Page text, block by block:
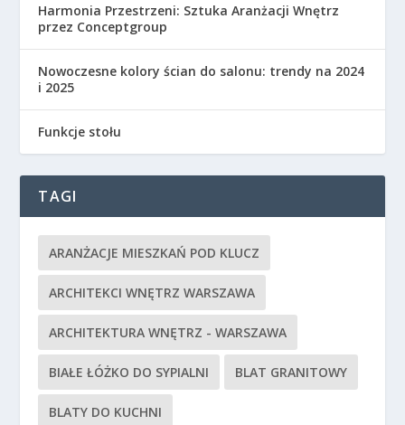
Harmonia Przestrzeni: Sztuka Aranżacji Wnętrz
przez Conceptgroup
Nowoczesne kolory ścian do salonu: trendy na 2024
i 2025
Funkcje stołu
TAGI
ARANŻACJE MIESZKAŃ POD KLUCZ
ARCHITEKCI WNĘTRZ WARSZAWA
ARCHITEKTURA WNĘTRZ - WARSZAWA
BIAŁE ŁÓŻKO DO SYPIALNI BLAT GRANITOWY
BLATY DO KUCHNI